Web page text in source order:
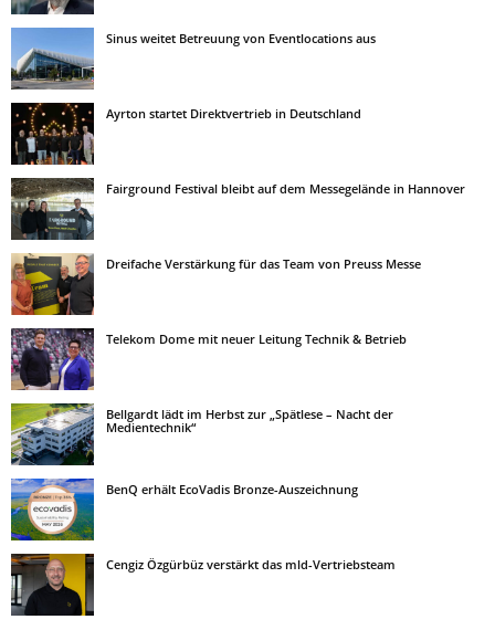
Sinus weitet Betreuung von Eventlocations aus
Ayrton startet Direktvertrieb in Deutschland
Fairground Festival bleibt auf dem Messegelände in Hannover
Dreifache Verstärkung für das Team von Preuss Messe
Telekom Dome mit neuer Leitung Technik & Betrieb
Bellgardt lädt im Herbst zur „Spätlese – Nacht der
Medientechnik“
BenQ erhält EcoVadis Bronze-Auszeichnung
Cengiz Özgürbüz verstärkt das mld-Vertriebsteam